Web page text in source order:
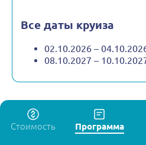
Все даты круиза
02.10.2026 –
08.10.2027 –
Стоимость Программа